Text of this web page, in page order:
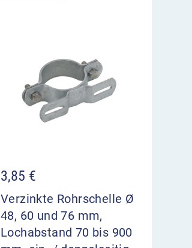
3,85 €
Verzinkte Rohrschelle Ø
48, 60 und 76 mm,
Lochabstand 70 bis 900